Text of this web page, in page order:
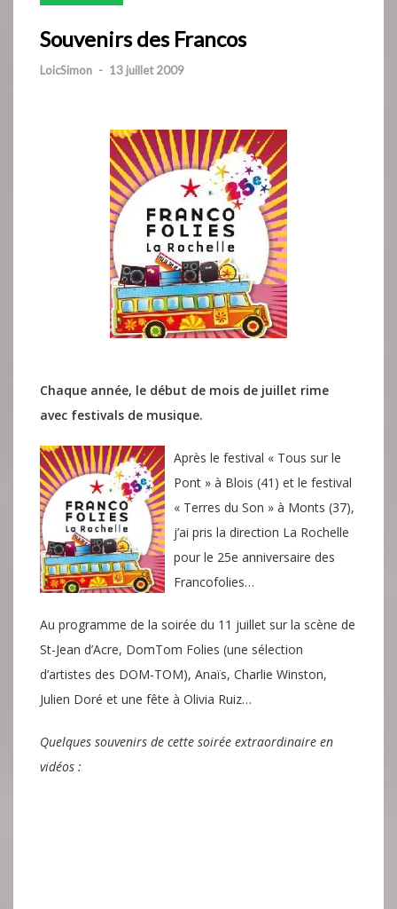
Souvenirs des Francos
LoicSimon - 13 juillet 2009
Chaque année, le début de mois de juillet rime
avec festivals de musique.
Après le festival « Tous sur le
Pont » à Blois (41) et le festival
« Terres du Son » à Monts (37),
j’ai pris la direction La Rochelle
pour le 25e anniversaire des
Francofolies…
Au programme de la soirée du 11 juillet sur la scène de
St-Jean d’Acre, DomTom Folies (une sélection
d’artistes des DOM-TOM), Anaïs, Charlie Winston,
Julien Doré et une fête à Olivia Ruiz…
Quelques souvenirs de cette soirée extraordinaire en
vidéos :